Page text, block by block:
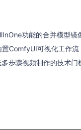
功能的合并模型
ComfyUI可视化工作
步骤视频制作的技术门